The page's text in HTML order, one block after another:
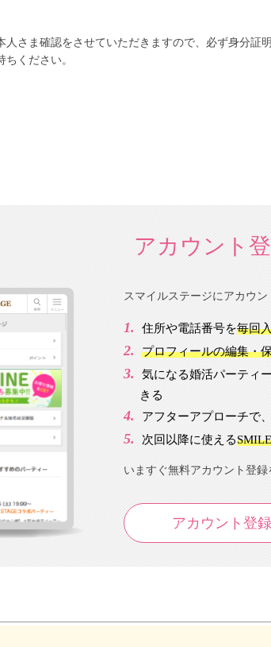
人さま確認をさせていただきますので、必ず身分証
ちください。
アカウント
スマイルステージにアカウ
住所や電話番号を毎回
プロフィールの編集・
気になる婚活パーティ
きる
アフターアプローチで
次回以降に使える
いますぐ無料アカウント登録
アカウント登